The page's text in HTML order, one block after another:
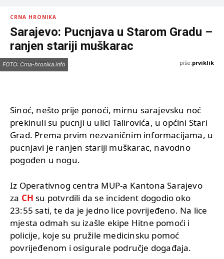
CRNA HRONIKA
Sarajevo: Pucnjava u Starom Gradu –
ranjen stariji muškarac
8 Augusta, 2025 piše:prviklik
FOTO: Crna-hronika.info
Sinoć, nešto prije ponoći, mirnu sarajevsku noć
prekinuli su pucnji u ulici Talirovića, u općini Stari
Grad. Prema prvim nezvaničnim informacijama, u
pucnjavi je ranjen stariji muškarac, navodno
pogođen u nogu.
Iz Operativnog centra MUP-a Kantona Sarajevo
za CH su potvrdili da se incident dogodio oko
23:55 sati, te da je jedno lice povrijeđeno. Na lice
mjesta odmah su izašle ekipe Hitne pomoći i
policije, koje su pružile medicinsku pomoć
povrijeđenom i osigurale područje događaja.